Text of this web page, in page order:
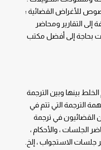
للأغراض القضائية ؛
التقارير ومحاضر
بحاجة إلى أفضل مكتب
بينها وبين الترجمة
الترجمة التي تتم في
القضائيون في ترجمة
الجلسات ، والأحكام ،
جلسات الاستجواب ، إلخ.